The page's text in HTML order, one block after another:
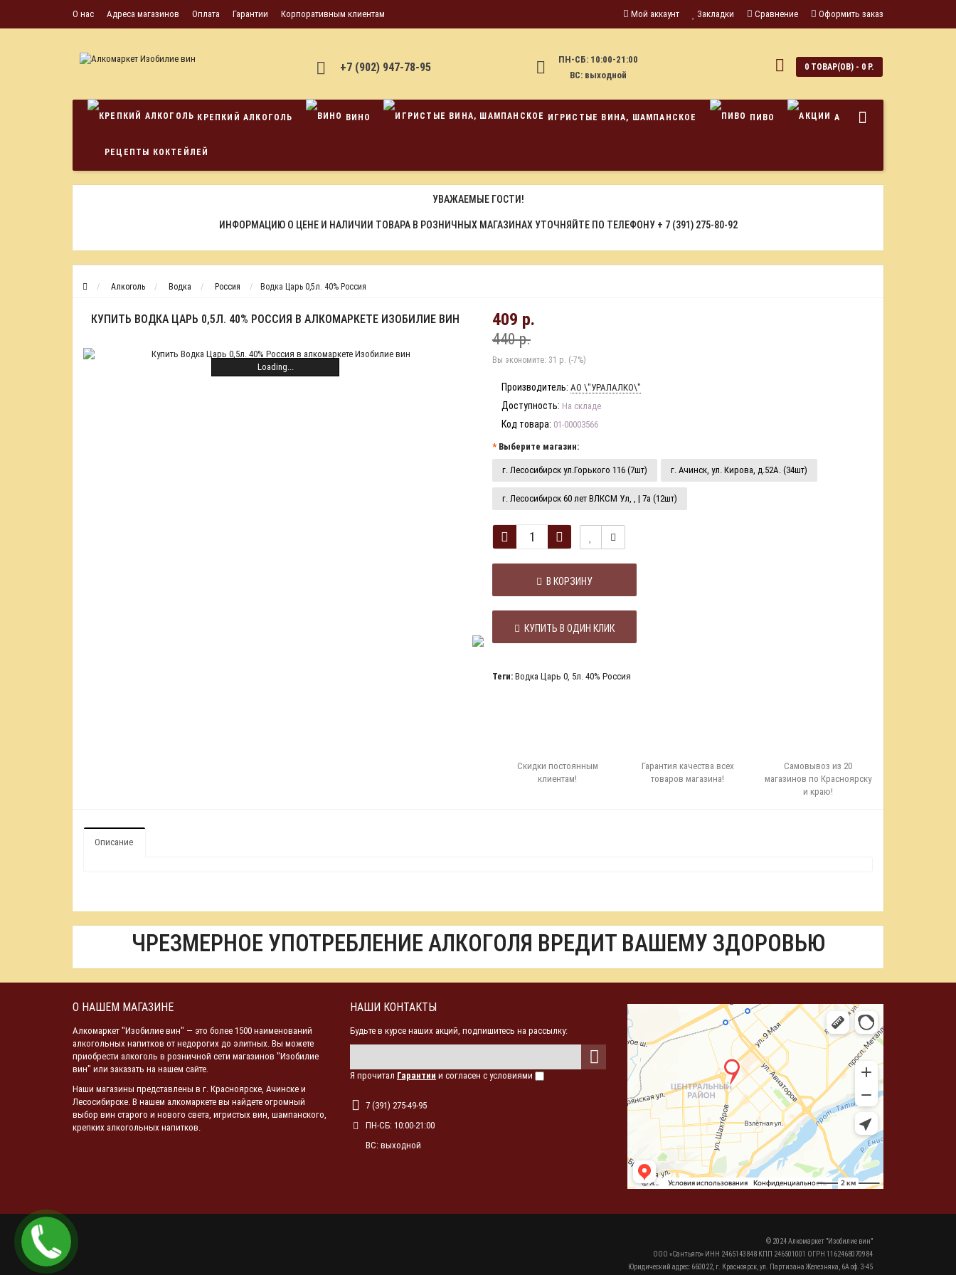
О нас Адреса магазинов Оплата Гарантии Корпоративным клиентам Мой аккаунт Закладки Сравнение Оформить заказ
+7 (902) 947-78-95
ПН-СБ: 10:00-21:00
ВС: выходной
0 ТОВАР(ОВ) - 0 Р.
КРЕПКИЙ АЛКОГОЛЬ ВИНО ИГРИСТЫЕ ВИНА, ШАМПАНСКОЕ ПИВО АКЦИИ
РЕЦЕПТЫ КОКТЕЙЛЕЙ
УВАЖАЕМЫЕ ГОСТИ!
ИНФОРМАЦИЮ О ЦЕНЕ И НАЛИЧИИ ТОВАРА В РОЗНИЧНЫХ МАГАЗИНАХ УТОЧНЯЙТЕ ПО ТЕЛЕФОНУ + 7 (391) 275-80-92
Алкоголь Водка Россия Водка Царь 0,5л. 40% Россия
КУПИТЬ ВОДКА ЦАРЬ 0,5Л. 40% РОССИЯ В АЛКОМАРКЕТЕ ИЗОБИЛИЕ ВИН
Loading...
409 р.
440 р.
Вы экономите: 31 р. (-7%)
Производитель: АО \"УРАЛАЛКО\"
Доступность: На складе
Код товара: 01-00003566
Выберите магазин:
г. Лесосибирск ул.Горького 116 (7шт) г. Ачинск, ул. Кирова, д.52А. (34шт)
г. Лесосибирск 60 лет ВЛКСМ Ул, , | 7а (12шт)
В КОРЗИНУ
КУПИТЬ В ОДИН КЛИК
Теги: Водка Царь 0, 5л. 40% Россия
Скидки постоянным
клиентам!
Гарантия качества всех
товаров магазина!
Самовывоз из 20
магазинов по Красноярску
и краю!
Описание
ЧРЕЗМЕРНОЕ УПОТРЕБЛЕНИЕ АЛКОГОЛЯ ВРЕДИТ ВАШЕМУ ЗДОРОВЬЮ
О НАШЕМ МАГАЗИНЕ
Алкомаркет "Изобилие вин" — это более 1500 наименований
алкогольных напитков от недорогих до элитных. Вы можете
приобрести алкоголь в розничной сети магазинов "Изобилие
вин" или заказать на нашем сайте.
Наши магазины представлены в г. Красноярске, Ачинске и
Лесосибирске. В нашем алкомаркете вы найдете огромный
выбор вин старого и нового света, игристых вин, шампанского,
крепких алкогольных напитков.
НАШИ КОНТАКТЫ
Будьте в курсе наших акций, подпишитесь на рассылку:
Я прочитал Гарантии и согласен с условиями
7 (391) 275-49-95
ПН-СБ: 10:00-21:00
ВС: выходной
© 2024 Алкомаркет "Изобилие вин"
ООО «Сантьяго» ИНН 2465143848 КПП 246501001 ОГРН 1162468070984
Юридический адрес: 660022, г. Красноярск, ул. Партизана Железняка, 6А оф. 3-45